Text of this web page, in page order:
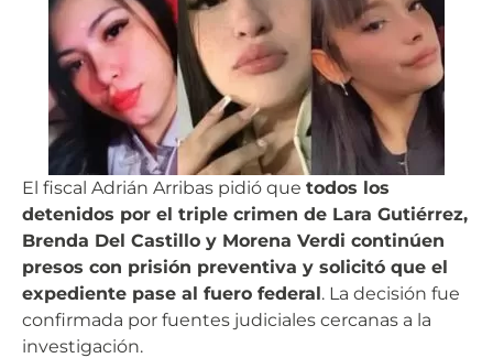
El fiscal Adrián Arribas pidió que todos los
detenidos por el triple crimen de Lara Gutiérrez,
Brenda Del Castillo y Morena Verdi continúen
presos con prisión preventiva y solicitó que el
expediente pase al fuero federal. La decisión fue
confirmada por fuentes judiciales cercanas a la
investigación.